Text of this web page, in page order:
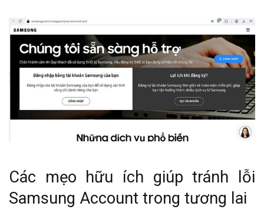
Các mẹo hữu ích giúp tránh lỗi
Samsung Account trong tương lai